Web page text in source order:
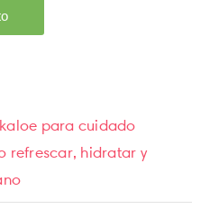
para cuidado
refrescar, hidratar y